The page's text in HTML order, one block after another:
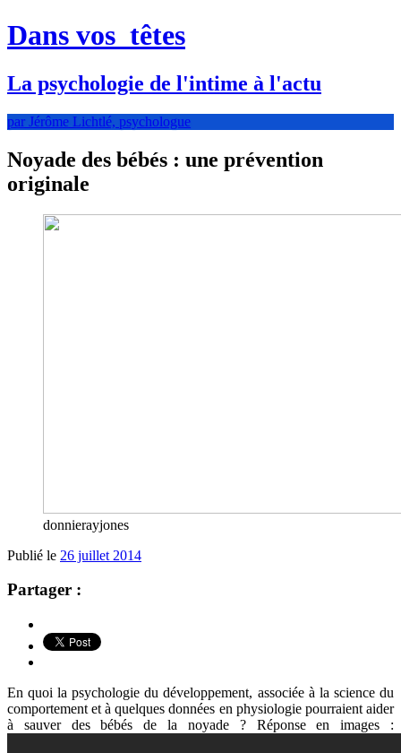
Dans vos têtes
La psychologie de l'intime à l'actu
par Jérôme Lichtlé, psychologue
Noyade des bébés : une prévention
originale
donnierayjones
Publié le 26 juillet 2014
Partager :
En quoi la psychologie du développement, associée à la science du
comportement et à quelques données en physiologie pourraient aider
à sauver des bébés de la noyade ? Réponse en images :